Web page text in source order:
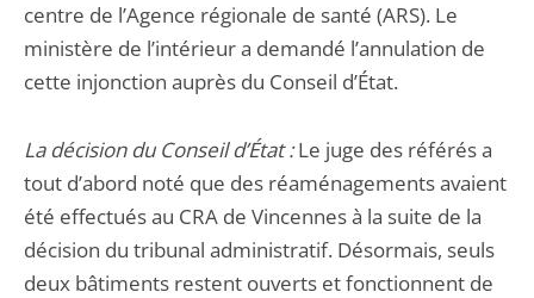
centre de l’Agence régionale de santé (ARS). Le
ministère de l’intérieur a demandé l’annulation de
cette injonction auprès du Conseil d’État.
La décision du Conseil d’État :Le juge des référés a
tout d’abord noté que des réaménagements avaient
été effectués au CRA de Vincennes à la suite de la
décision du tribunal administratif. Désormais, seuls
deux bâtiments restent ouverts et fonctionnent de